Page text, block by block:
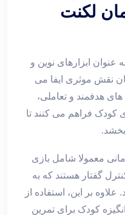
لکنت
عنوان ابزارهای نوین و
نقش موثری ایفا می
‌های هدفمند و تعاملی،
فراهم می ‌کنند تا
معمولا شامل بازی‌
گفتار هستند که به
بر این، استفاده از
کودک برای تمرین